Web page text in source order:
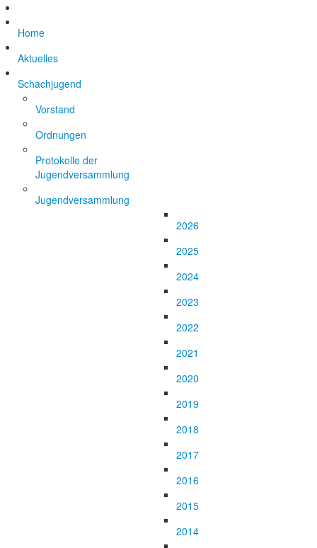
Home
Aktuelles
Schachjugend
Vorstand
Ordnungen
Protokolle der
Jugendversammlung
Jugendversammlung
2026
2025
2024
2023
2022
2021
2020
2019
2018
2017
2016
2015
2014